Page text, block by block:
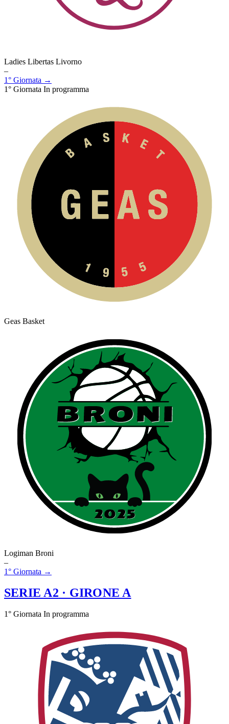
Ladies Libertas Livorno
–
1° Giornata →
1° Giornata In programma
Geas Basket
Logiman Broni
–
1° Giornata →
SERIE A2 · GIRONE A
1° Giornata In programma